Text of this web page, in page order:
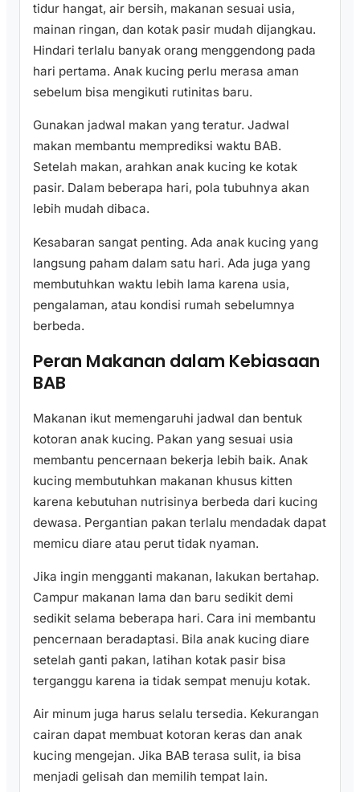
tidur hangat, air bersih, makanan sesuai usia,
mainan ringan, dan kotak pasir mudah dijangkau.
Hindari terlalu banyak orang menggendong pada
hari pertama. Anak kucing perlu merasa aman
sebelum bisa mengikuti rutinitas baru.
Gunakan jadwal makan yang teratur. Jadwal
makan membantu memprediksi waktu BAB.
Setelah makan, arahkan anak kucing ke kotak
pasir. Dalam beberapa hari, pola tubuhnya akan
lebih mudah dibaca.
Kesabaran sangat penting. Ada anak kucing yang
langsung paham dalam satu hari. Ada juga yang
membutuhkan waktu lebih lama karena usia,
pengalaman, atau kondisi rumah sebelumnya
berbeda.
Peran Makanan dalam Kebiasaan
BAB
Makanan ikut memengaruhi jadwal dan bentuk
kotoran anak kucing. Pakan yang sesuai usia
membantu pencernaan bekerja lebih baik. Anak
kucing membutuhkan makanan khusus kitten
karena kebutuhan nutrisinya berbeda dari kucing
dewasa. Pergantian pakan terlalu mendadak dapat
memicu diare atau perut tidak nyaman.
Jika ingin mengganti makanan, lakukan bertahap.
Campur makanan lama dan baru sedikit demi
sedikit selama beberapa hari. Cara ini membantu
pencernaan beradaptasi. Bila anak kucing diare
setelah ganti pakan, latihan kotak pasir bisa
terganggu karena ia tidak sempat menuju kotak.
Air minum juga harus selalu tersedia. Kekurangan
cairan dapat membuat kotoran keras dan anak
kucing mengejan. Jika BAB terasa sulit, ia bisa
menjadi gelisah dan memilih tempat lain.